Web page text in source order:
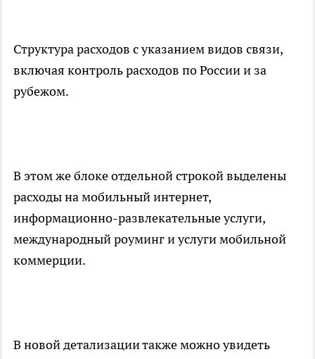
Структура расходов с указанием видов связи,
включая контроль расходов по России и за
рубежом.
В этом же блоке отдельной строкой выделены
расходы на мобильный интернет,
информационно-развлекательные услуги,
международный роуминг и услуги мобильной
коммерции.
В новой детализации также можно увидеть